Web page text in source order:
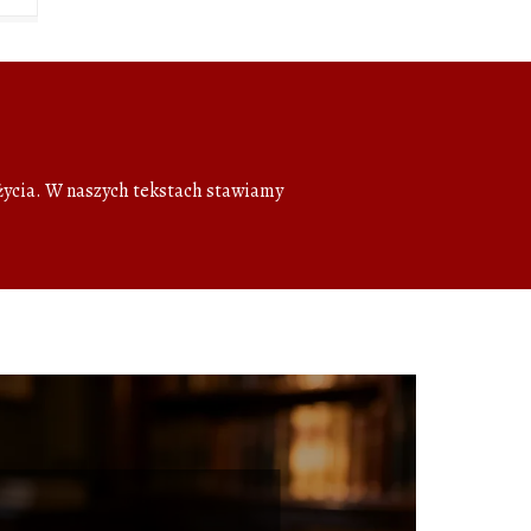
W naszych tekstach stawiamy